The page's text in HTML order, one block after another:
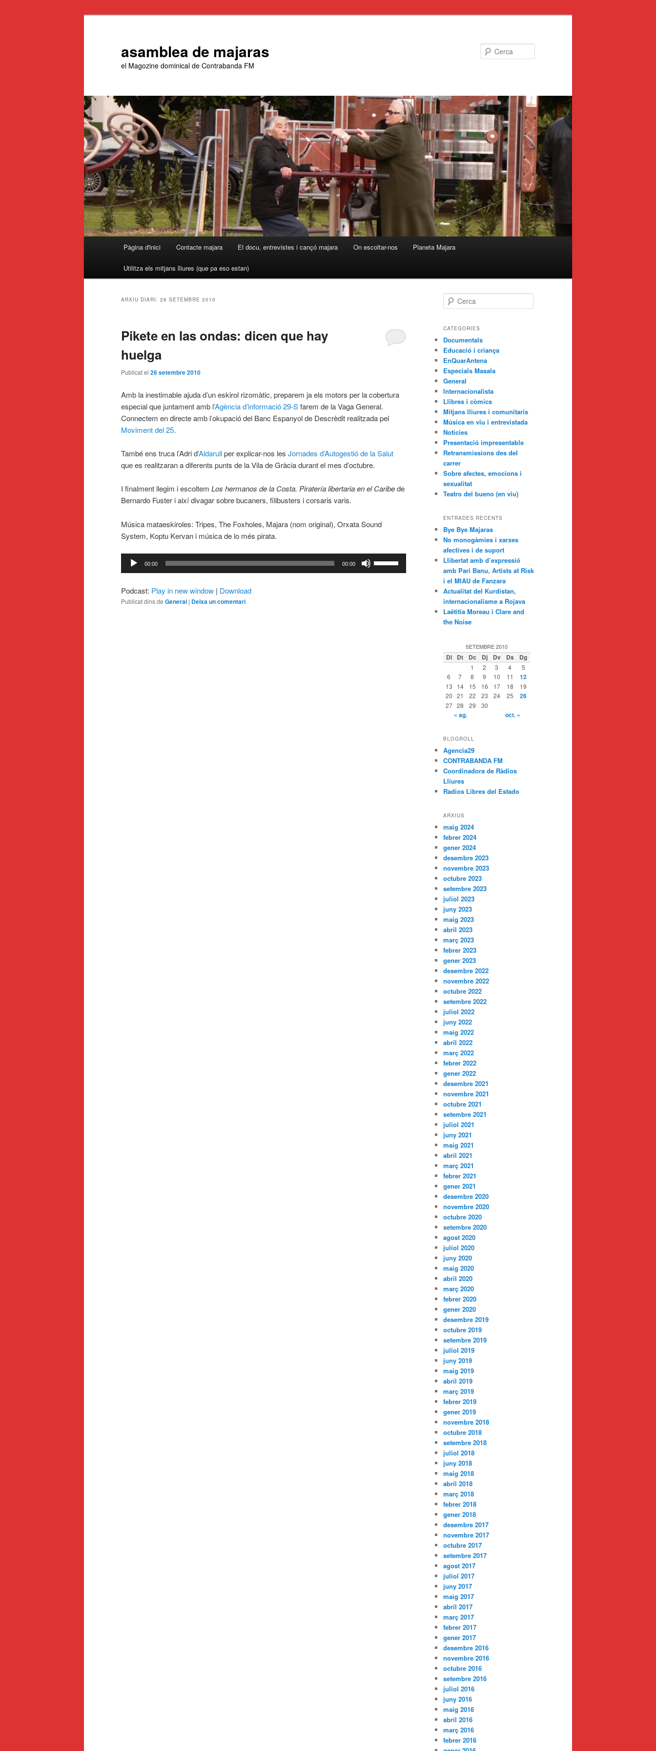
asamblea de majaras
el Magozine dominical de Contrabanda FM
Pàgina d'inici Contacte majara El docu, entrevistes i cançó majara On escoltar-nos Planeta Majara
Utilitza els mitjans lliures (que pa eso estan)
ARXIU DIARI: 26 SETEMBRE 2010
Pikete en las ondas: dicen que hay
huelga
Publicat el 26 setembre 2010
Amb la inestimable ajuda d’un eskirol rizomàtic, preparem ja els motors per la cobertura
especial que juntament amb l’Agència d’informació 29-Sfarem de la Vaga General.
Connectem en directe amb l’okupació del Banc Espanyol de Descrèdit realitzada pel
Moviment del 25.
També ens truca l’Adri d’Aldarullper explicar-nos les Jornades d’Autogestió de la Salut
que es realitzaran a diferents punts de la Vila de Gràcia durant el mes d’octubre.
I finalment llegim i escoltem Los hermanos de la Costa. Piratería libertaria en el Caribede
Bernardo Fuster i així divagar sobre bucaners, filibusters i corsaris varis.
Música mataeskiroles: Tripes, The Foxholes, Majara (nom original), Orxata Sound
System, Koptu Kervan i música de lo més pirata.
Reproductor
00:00 00:00
Podcast: Play in new window | Download
Publicat dins de General | Deixa un comentari
e
c
CATEGORIES
Documentals
Educació i criança
EnQuarAntena
Especials Masala
General
Internacionalista
Llibres i còmics
Mitjans lliures i comunitaris
Música en viu i entrevistada
Noticies
Presentació impresentable
Retransmissions des del
carrer
Sobre afectes, emocions i
sexualitat
Teatro del bueno (en viu)
ENTRADES RECENTS
Bye Bye Majaras
No monogàmies i xarxes
afectives i de suport
Llibertat amb d’expressió
amb Pari Banu, Artists at Risk
i el MIAU de Fanzara
Actualitat del Kurdistan,
internacionalisme a Rojava
Laëtitia Moreau i Clare and
the Noise
SETEMBRE 2010
Dl Dt Dc Dj Dv Ds Dg
1 2 3 4
5
6
7 8 9 10 11 12
13 14 15 16 17 18
19
20 21 22 23 24 25 26
27 28 29 30
« ag. oct. »
BLOGROLL
Agencia29
CONTRABANDA FM
Coordinadora de Ràdios
Lliures
Radios Libres del Estado
ARXIUS
maig 2024
febrer 2024
gener 2024
desembre 2023
novembre 2023
octubre 2023
setembre 2023
juliol 2023
juny 2023
maig 2023
abril 2023
març 2023
febrer 2023
gener 2023
desembre 2022
novembre 2022
octubre 2022
setembre 2022
juliol 2022
juny 2022
maig 2022
abril 2022
març 2022
febrer 2022
gener 2022
desembre 2021
novembre 2021
octubre 2021
setembre 2021
juliol 2021
juny 2021
maig 2021
abril 2021
març 2021
febrer 2021
gener 2021
desembre 2020
novembre 2020
octubre 2020
setembre 2020
agost 2020
juliol 2020
juny 2020
maig 2020
abril 2020
març 2020
febrer 2020
gener 2020
desembre 2019
octubre 2019
setembre 2019
juliol 2019
juny 2019
maig 2019
abril 2019
març 2019
febrer 2019
gener 2019
novembre 2018
octubre 2018
setembre 2018
juliol 2018
juny 2018
maig 2018
abril 2018
març 2018
febrer 2018
gener 2018
desembre 2017
novembre 2017
octubre 2017
setembre 2017
agost 2017
juliol 2017
juny 2017
maig 2017
abril 2017
març 2017
febrer 2017
gener 2017
desembre 2016
novembre 2016
octubre 2016
setembre 2016
juliol 2016
juny 2016
maig 2016
abril 2016
març 2016
febrer 2016